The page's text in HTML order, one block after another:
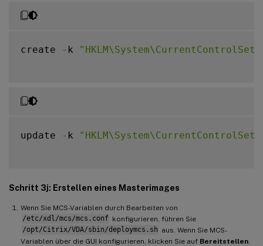
create - k
update - k
Schritt 3j: Erstellen eines Masterimages
Wenn Sie MCS-Variablen durch Bearbeiten von
/etc/xdl/mcs/mcs.conf konfigurieren, führen Sie
/opt/Citrix/VDA/sbin/deploymcs.sh aus. Wenn Sie MCS-
Variablen über die GUI konfigurieren, klicken Sie auf Bereitstellen